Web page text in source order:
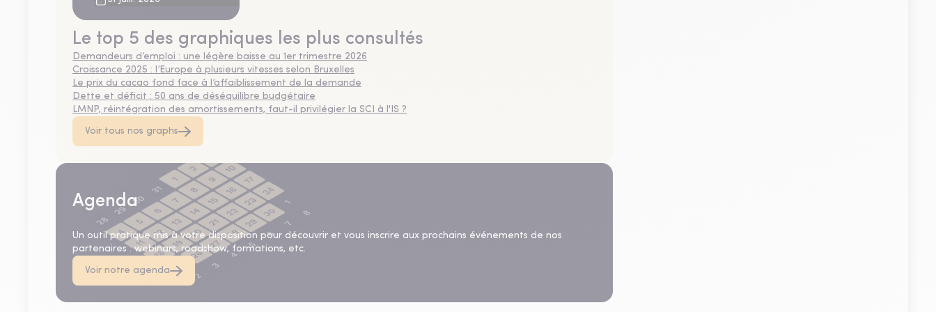
ans
Le top 5 des graphiques les plus consultés
Demandeurs d’emploi : une légère baisse au 1er trimestre 2026
Croissance 2025 : l’Europe à plusieurs vitesses selon Bruxelles
Le prix du cacao fond face à l’affaiblissement de la demande
Dette et déficit : 50 ans de déséquilibre budgétaire
LMNP, réintégration des amortissements, faut-il privilégier la SCI à l'IS ?
Voir tous nos graphs
Agenda
Un outil pratique mis à votre disposition pour découvrir et vous inscrire aux prochains événements de nos
partenaires : webinars, roadshow, formations, etc.
Voir notre agenda